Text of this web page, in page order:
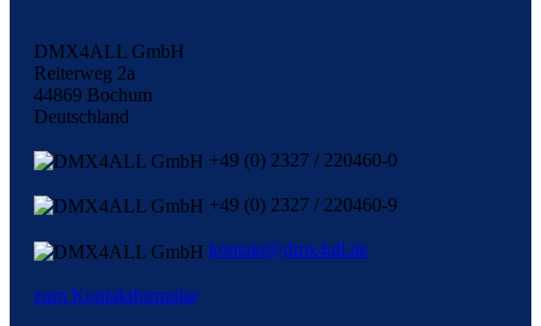
DMX4ALL GmbH
Reiterweg 2a
44869 Bochum
Deutschland
+49 (0) 2327 / 220460-0
+49 (0) 2327 / 220460-9
kontakt@dmx4all.de
zum Kontaktformular